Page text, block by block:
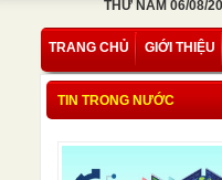
THỨ NĂM 06/08/
TRANG CHỦ GIỚI THIỆU
TIN TRONG NƯỚC